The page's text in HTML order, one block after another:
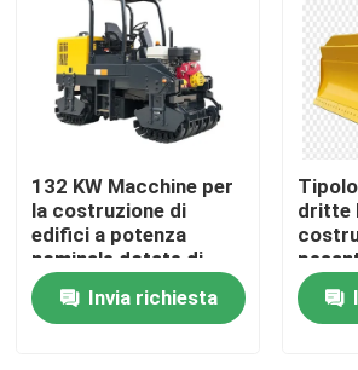
Macchine per apparecchiature di
Macchine per imballaggio
Macchine per la costruzione
Prodotti per la sicurezza stradale
132 KW Macchine per
la costruzione di
edifici a potenza
nominale dotate di
ciclo di stampaggio
10-12s e larghezza di
fresatura di 1000 mm
Invia richiesta
dritte
per